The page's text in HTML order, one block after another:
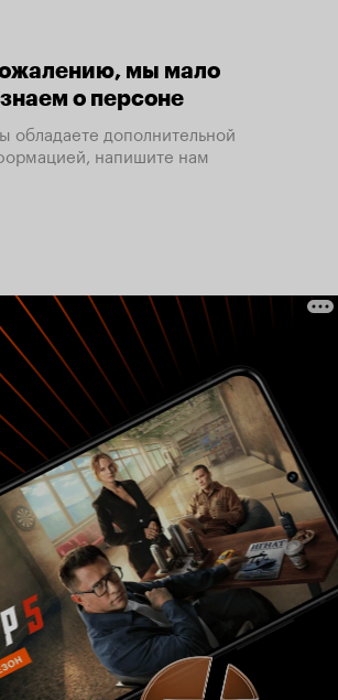
мы мало
знаем о персоне
обладаете дополнительной
напишите нам